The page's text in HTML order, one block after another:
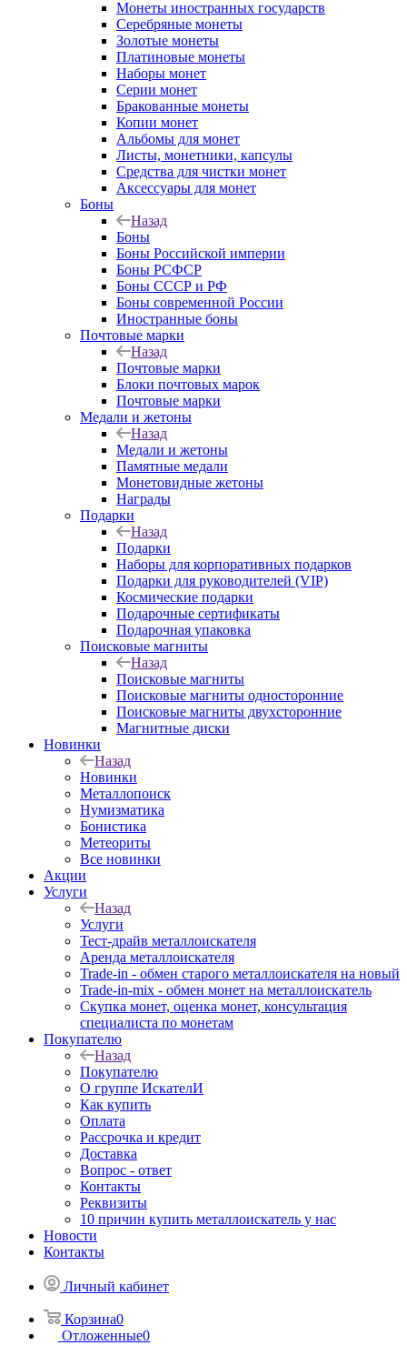
Монеты иностранных государств
Серебряные монеты
Золотые монеты
Платиновые монеты
Наборы монет
Серии монет
Бракованные монеты
Копии монет
Альбомы для монет
Листы, монетники, капсулы
Средства для чистки монет
Аксессуары для монет
Боны
Назад
Боны
Боны Российской империи
Боны РСФСР
Боны СССР и РФ
Боны современной России
Иностранные боны
Почтовые марки
Назад
Почтовые марки
Блоки почтовых марок
Почтовые марки
Медали и жетоны
Назад
Медали и жетоны
Памятные медали
Монетовидные жетоны
Награды
Подарки
Назад
Подарки
Наборы для корпоративных подарков
Подарки для руководителей (VIP)
Космические подарки
Подарочные сертификаты
Подарочная упаковка
Поисковые магниты
Назад
Поисковые магниты
Поисковые магниты односторонние
Поисковые магниты двухсторонние
Магнитные диски
Новинки
Назад
Новинки
Металлопоиск
Нумизматика
Бонистика
Метеориты
Все новинки
Акции
Услуги
Назад
Услуги
Тест-драйв металлоискателя
Аренда металлоискателя
Trade-in - обмен старого металлоискателя на новый
Trade-in-mix - обмен монет на металлоискатель
Скупка монет, оценка монет, консультация
специалиста по монетам
Покупателю
Назад
Покупателю
О группе ИскателИ
Как купить
Оплата
Рассрочка и кредит
Доставка
Вопрос - ответ
Контакты
Реквизиты
10 причин купить металлоискатель у нас
Новости
Контакты
Личный кабинет
Корзина0
Отложенные0